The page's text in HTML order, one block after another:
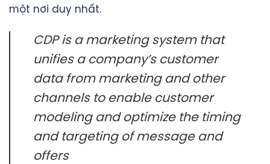
một nơi duy nhất.
CDP is a marketing system that
unifies a company’s customer
data from marketing and other
channels to enable customer
modeling and optimize the timing
and targeting of message and
offers